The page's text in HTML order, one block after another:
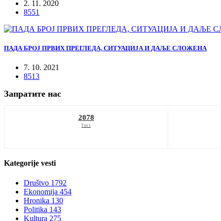
2. 11. 2020
8551
ПАДА БРОЈ ПРВИХ ПРЕГЛЕДА, СИТУАЦИЈА И ДАЉЕ СЛОЖЕНА
7. 10. 2021
8513
Запратите нас
2078
Fans
Kategorije vesti
Društvo 1792
Ekonomija 454
Hronika 130
Politika 143
Kultura 275